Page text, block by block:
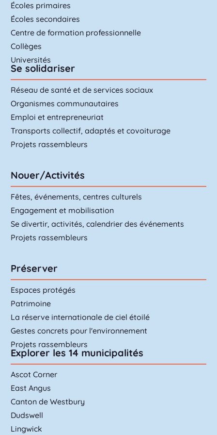
Écoles primaires
Écoles secondaires
Centre de formation professionnelle
Collèges
Universités
Se solidariser
Réseau de santé et de services sociaux
Organismes communautaires
Emploi et entrepreneuriat
Transports collectif, adaptés et covoiturage
Projets rassembleurs
Nouer/Activités
Fêtes, événements, centres culturels
Engagement et mobilisation
Se divertir, activités, calendrier des événements
Projets rassembleurs
Préserver
Espaces protégés
Patrimoine
La réserve internationale de ciel étoilé
Gestes concrets pour l'environnement
Projets rassembleurs
Explorer les 14 municipalités
Ascot Corner
East Angus
Canton de Westbury
Dudswell
Lingwick